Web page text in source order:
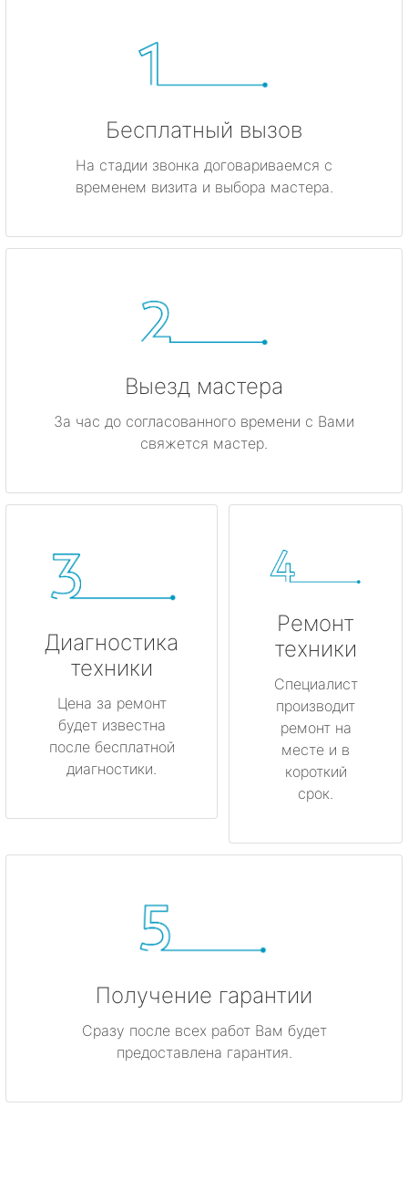
Бесплатный вызов
На стадии звонка договариваемся с
временем визита и выбора мастера.
Выезд мастера
За час до согласованного времени с Вами
свяжется мастер.
Диагностика
техники
Цена за ремонт
будет известна
после бесплатной
диагностики.
Ремонт
техники
Специалист
производит
ремонт на
месте и в
короткий
срок.
Получение гарантии
Сразу после всех работ Вам будет
предоставлена гарантия.